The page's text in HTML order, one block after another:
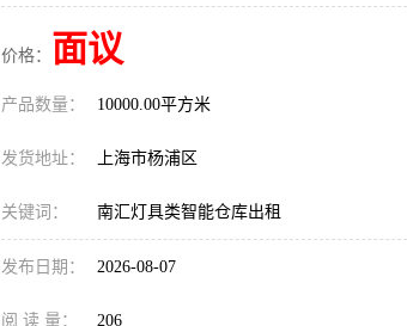
价格： 面议
产品数量： 10000.00平方米
发货地址： 上海市杨浦区
关键词： 南汇灯具类智能仓库出租
发布日期： 2026-08-07
阅 读 量： 206